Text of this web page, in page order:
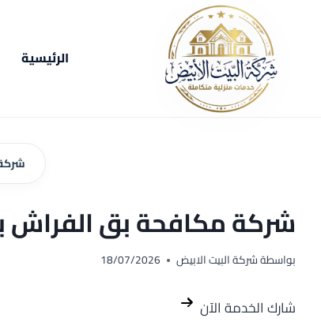
المحتوى
الرئيسية
شركة مكافحة بق الفراش بالخرج 0571539368
بواسطةشركة البيت الابيض 18/07/2026
شارك الخدمة الآن